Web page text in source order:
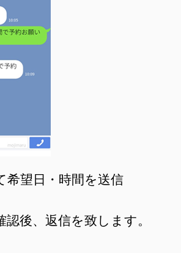
望日・時間を送信
後、返信を致します。